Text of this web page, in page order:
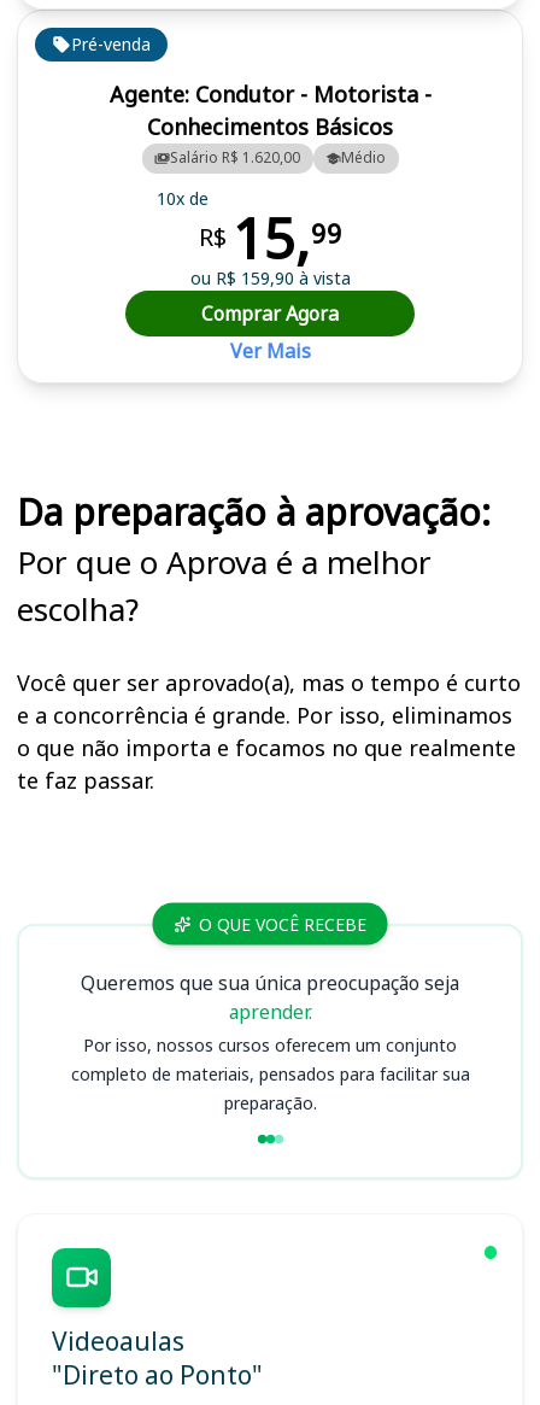
Pré-venda
Agente: Condutor - Motorista -
Conhecimentos Básicos
Salário R$ 1.620,00 Médio
10x de
R$ 15,99
ou R$ 159,90 à vista
Comprar Agora
Ver Mais
Da preparação à aprovação:
Por que o Aprova é a melhor
escolha?
Você quer ser aprovado(a), mas o tempo é curto
e a concorrência é grande. Por isso, eliminamos
o que não importa e focamos no que realmente
te faz passar.
Cursos O QUE VOCÊ RECEBE
Queremos que sua única preocupação seja
aprender.
Por isso, nossos cursos oferecem um conjunto
completo de materiais, pensados para facilitar sua
preparação.
Videoaulas
"Direto ao Ponto"